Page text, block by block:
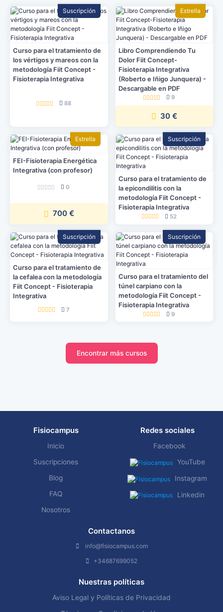
Suscripción
Curso para el tratamiento de
los vértigos y mareos con la
metodología Fiit Concept -
Fisioterapia Integrativa
88
Estrella
Libro Comprendiendo Tu
Dolor Fiit Concept-
Fisioterapia Integrativa
(Roberto e Iñigo Junquera) -
Descargable en PDF
9
30 €
Estrella
FEI-Fisioterapia Energética
Integrativa (con profesor)
0
700 €
Suscripción
Curso para el tratamiento de
la epicondilitis con la
metodología Fiit Concept -
Fisioterapia Integrativa
52
Suscripción
Curso para el tratamiento de
la cefalea con la metodología
Fiit Concept - Fisioterapia
Integrativa
7
Suscripción
Curso para el tratamiento del
túnel carpiano con la
metodología Fiit Concept -
Fisioterapia Integrativa
9
Encontrar más cursos
Fisiocampus
Inicio
Suscripciones
Blog
FAQ
Nosotros
Redes sociales
Facebook
YouTube
Instagram
Linkedin
Contactanos
info@fisiocampus.com
+34687699052
Nuestras políticas
Aviso Legal y Políticas de Privacidad